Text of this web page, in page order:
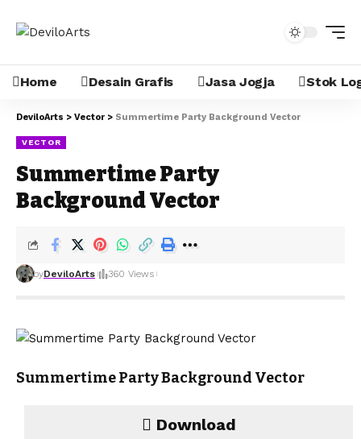
Home Desain Grafis Jasa Jogja Stok
DeviloArts > Vector > Summertime Party Background Vector
VECTOR
Summertime Party
Background Vector
byDeviloArts 360 Views
Summertime Party Background Vector
Download